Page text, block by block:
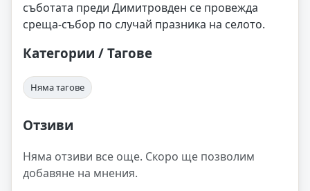
съботата преди Димитровден се провежда
среща-събор по случай празника на селото.
Категории / Тагове
Няма тагове
Отзиви
Няма отзиви все още. Скоро ще позволим
добавяне на мнения.